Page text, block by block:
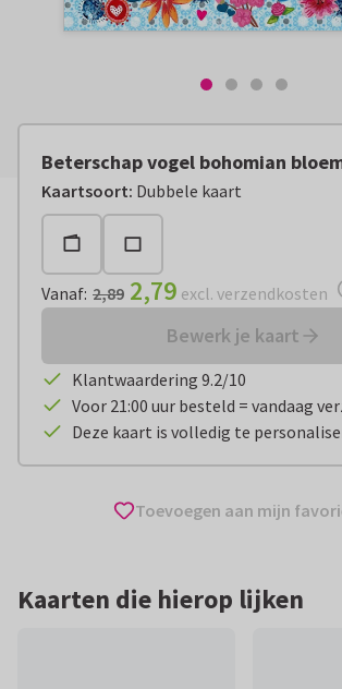
Beterschap vogel bohomian
Kaartsoort: Dubbele kaart
Vanaf:€ 2,79 excl. verzendkosten
Vanaf: 2,89 2,79 excl. verzendkosten
Bewerk je kaart
Klantwaardering 9.2/10
Voor 21:00 uur besteld = vandaag
Deze kaart is volledig te
Toevoegen aan mijn
Kaarten die hierop lijken